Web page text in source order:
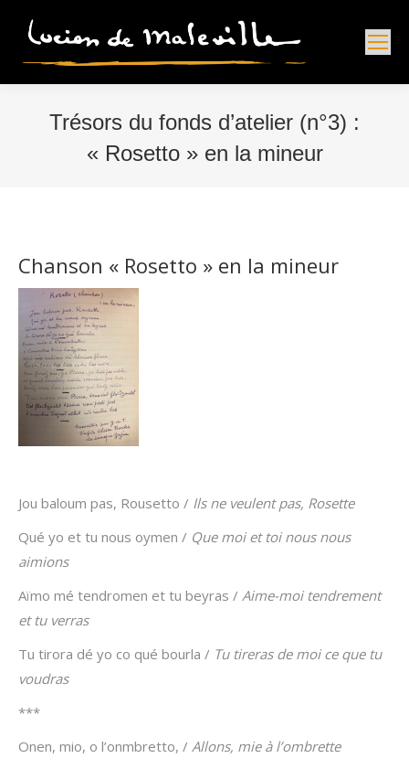
Trésors du fonds d’atelier (n°3) :
« Rosetto » en la mineur
Chanson « Rosetto » en la mineur
Jou baloum pas, Rousetto / Ils ne veulent pas, Rosette
Qué yo et tu nous oymen / Que moi et toi nous nous
aimions
Aïmo mé tendromen et tu beyras / Aime-moi tendrement
et tu verras
Tu tirora dé yo co qué bourla / Tu tireras de moi ce que tu
voudras
***
Onen, mio, o l’onmbretto, / Allons, mie à l’ombrette